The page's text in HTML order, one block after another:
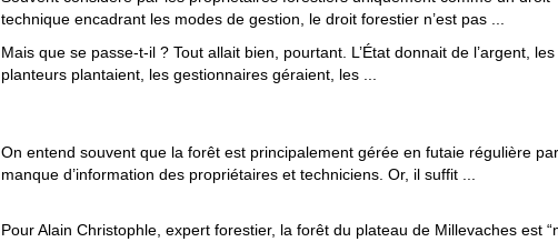
technique encadrant les modes de gestion, le droit forestier n’est pas ...
Mais que se passe-t-il ? Tout allait bien, pourtant. L’État donnait de l’argent, les
planteurs plantaient, les gestionnaires géraient, les ...
On entend souvent que la forêt est principalement gérée en futaie régulière par
manque d’information des propriétaires et techniciens. Or, il suffit ...
Pour Alain Christophle, expert forestier, la forêt du plateau de Millevaches est